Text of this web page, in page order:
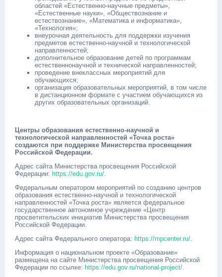
областей «Естественно-научные предметы»,
«Естественные науки», «Обществознание и
естествознание», «Математика и информатика»,
«Технология»;
внеурочная деятельность для поддержки изучения
предметов естественно-научной и технологической
направленностей;
дополнительное образование детей по программам
естественнонаучной и технической направленностей;
проведение внеклассных мероприятий для
обучающихся;
организация образовательных мероприятий, в том числе
в дистанционном формате с участием обучающихся из
других образовательных организаций.
Центры образования естественно-научной и
технологической направленностей «Точка роста»
создаются при поддержке Министерства просвещения
Российской Федерации.
Адрес сайта Министерства просвещения Российской
Федерации: https://edu.gov.ru/.
Федеральным оператором мероприятий по созданию центров
образования естественно-научной и технологической
направленностей «Точка роста» является федеральное
государственное автономное учреждение «Центр
просветительских инициатив Министерства просвещения
Российской Федерации.
Адрес сайта Федерального оператора: https://mpcenter.ru/.
Информация о национальном проекте «Образование»
размещена на сайте Министерства просвещения Российской
Федерации по ссылке: https://edu.gov.ru/national-project/.